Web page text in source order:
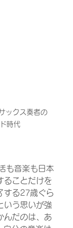
ックス奏者の
時代
も音楽も日本
ることだけを
する27歳ぐら
いう思いが強
んだのは、あ